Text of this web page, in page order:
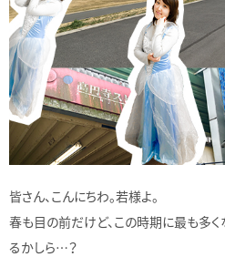
皆さん、こんにちわ。若様よ。
春も目の前だけど、この時期に最も多
るかしら…？